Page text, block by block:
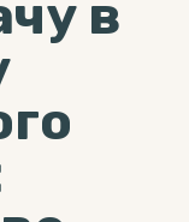
в